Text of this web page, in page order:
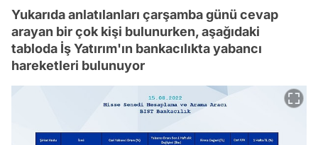
Yukarıda anlatılanları çarşamba günü cevap
arayan bir çok kişi bulunurken, aşağıdaki
tabloda İş Yatırım'ın bankacılıkta yabancı
hareketleri bulunuyor